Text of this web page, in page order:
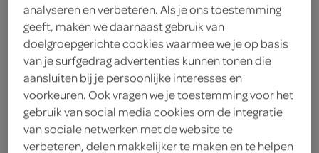
Trendy Candy snoep
Trendy Candy
Trendy Candy
analyseren en verbeteren. Als je ons toestemming
geeft, maken we daarnaast gebruik van
doelgroepgerichte cookies waarmee we je op basis
van je surfgedrag advertenties kunnen tonen die
aansluiten bij je persoonlijke interesses en
voorkeuren. Ook vragen we je toestemming voor het
gebruik van social media cookies om de integratie
van sociale netwerken met de website te
verbeteren, delen makkelijker te maken en te helpen